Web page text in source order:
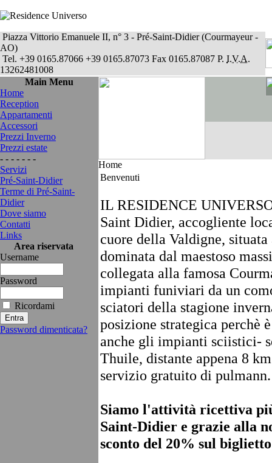
Piazza Vittorio Emanuele II, n° 3 - Pré-Saint-Didier (Courmayeur -
AO)
Tel. +39 0165.87066 +39 0165.87073 Fax 0165.87087 P. I.V.A.
13262481008
Main Menu
Home
Reception
Appartamenti
Accessori
Prezzi Inverno
Prezzi estate
- - - - - - -
Servizi
Pré-Saint-Didier
Terme di Pré-Saint-
Didier
Dove siamo
Contatti
Links
Area riservata
Username
Password
Ricordami
Password dimenticata?
Home
Benvenuti
IL RESIDENCE
Saint Didier, accogliente
cuore della Valdigne,
dominata dal maestoso
collegata alla famosa
impianti funiviari da un
sciatori della stagione
posizione strategica perchè
anche gli impianti sciistici-
Thuile, distante appena 8
servizio gratuito di pulmann.
Siamo l'attività ricettiva
Saint-Didier e grazie alla
sconto del 20% sul